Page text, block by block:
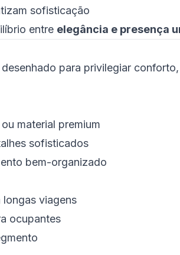
sofisticação
entre elegância e presença
para privilegiar
material premium
sofisticados
bem-organizado
viagens
ocupantes